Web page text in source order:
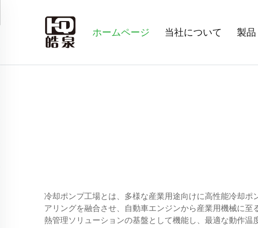
ホームページ 当社について 製品
冷却ポンプ工場とは、多様な産業用途向けに高性能冷却
アリングを融合させ、自動車エンジンから産業用機械に
熱管理ソリューションの基盤として機能し、最適な動作